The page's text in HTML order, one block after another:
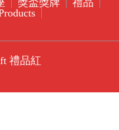
獎盃獎牌
禮品
禮品紅